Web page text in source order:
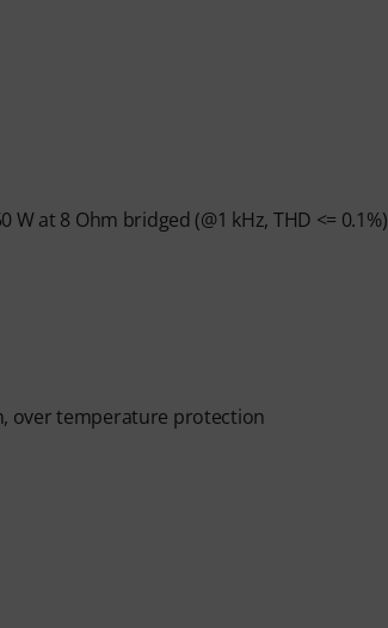
W at 8 Ohm bridged (@1 kHz, THD <= 0.1%)
over temperature protection